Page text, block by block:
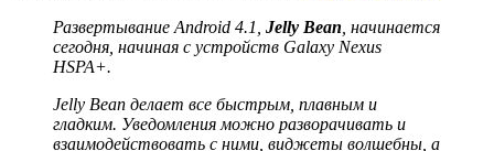
Развертывание Android 4.1, Jelly Bean , начинается
сегодня, начиная с устройств Galaxy Nexus
HSPA+.
Jelly Bean делает все быстрым, плавным и
гладким. Уведомления можно разворачивать и
взаимодействовать с ними, виджеты волшебны, а